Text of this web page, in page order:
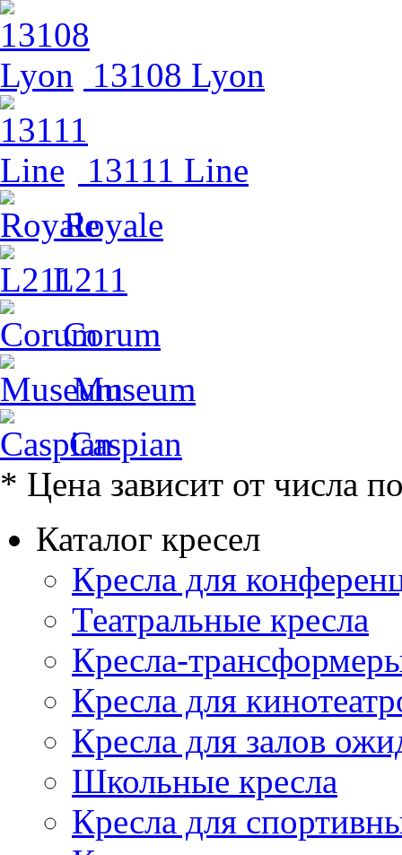
13108 Lyon
13111 Line
Royale
L211
Corum
Museum
Caspian
* Цена зависит от числа
Каталог кресел
Кресла для
Театральные кресла
Кресла-
Кресла для
Кресла для залов
Школьные кресла
Кресла для